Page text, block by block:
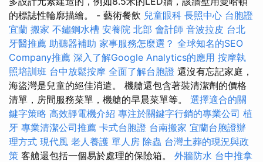
的標誌性輪廓描繪。 - 藝術餐飲 兒童眼科 長照中心 台胞證
宜蘭 搬家 不鏽鋼水槽 安養院 北部 會計師 音波拉皮 台北
牙醫推薦 助聽器補助 家事服務怎麼選？ 全球知名的SEO
Company推薦 深入了解Google Analytics的應用 按摩執
照培訓班 台中放鬆按摩 全面了解台胞證 還沒有忘記家庭，
海盜灣是兒童的絕佳消遣。 機艙還包含著裝清潔劑的價格
清單，房間服務菜單，機艙的早晨菜單等。 選擇適合的關
鍵字策略 高效靜電機介紹 專注於關鍵字行銷的專業公司 植
牙 專業清潔公司推薦 卡式台胞證 台南搬家 宜蘭台胞證辦
理方式 現代風 老人養護 單人房 除蟲 台灣土葬的現況與政
策 客艙還包括一個易於處理的保險箱。 外牆防水 台中推拿